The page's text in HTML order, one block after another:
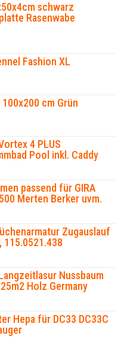
schwarz
Rasenwabe
Fashion XL
cm Grün
4 PLUS
Pool inkl. Caddy
passend für GIRA
Merten Berker uvm.
Zugauslauf
115.0521.438
Nussbaum
Holz Germany
Hepa für DC33 DC33C